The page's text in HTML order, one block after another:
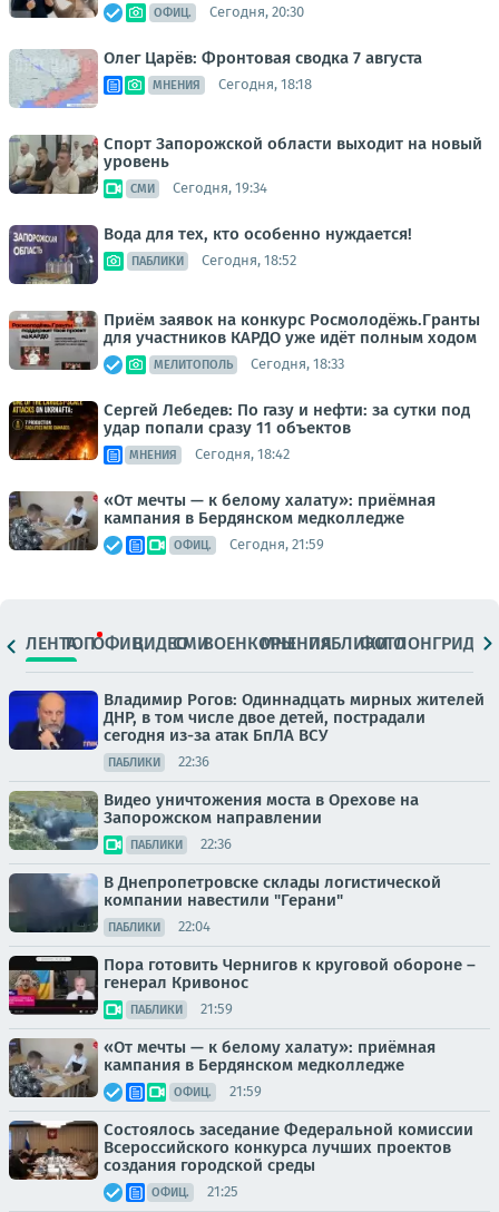
ОФИЦ. Сегодня, 20:30
Олег Царёв: Фронтовая сводка 7 августа
МНЕНИЯ Сегодня, 18:18
Спорт Запорожской области выходит на новый
уровень
СМИ Сегодня, 19:34
Вода для тех, кто особенно нуждается!
ПАБЛИКИ Сегодня, 18:52
Приём заявок на конкурс Росмолодёжь.Гранты
для участников КАРДО уже идёт полным ходом
МЕЛИТОПОЛЬ Сегодня, 18:33
Сергей Лебедев: По газу и нефти: за сутки под
удар попали сразу 11 объектов
МНЕНИЯ Сегодня, 18:42
«От мечты — к белому халату»: приёмная
кампания в Бердянском медколледже
ОФИЦ. Сегодня, 21:59
ЛЕНТАТОПОФИЦ.ВИДЕОСМИВОЕНКОРЫМНЕНИЯПАБЛИКИ
ФОТОЛОНГРИДЫ
Владимир Рогов: Одиннадцать мирных жителей
ДНР, в том числе двое детей, пострадали
сегодня из-за атак БпЛА ВСУ
ПАБЛИКИ 22:36
Видео уничтожения моста в Орехове на
Запорожском направлении
ПАБЛИКИ 22:36
В Днепропетровске склады логистической
компании навестили "Герани"
ПАБЛИКИ 22:04
Пора готовить Чернигов к круговой обороне –
генерал Кривонос
ПАБЛИКИ 21:59
«От мечты — к белому халату»: приёмная
кампания в Бердянском медколледже
ОФИЦ. 21:59
Состоялось заседание Федеральной комиссии
Всероссийского конкурса лучших проектов
создания городской среды
ОФИЦ. 21:25